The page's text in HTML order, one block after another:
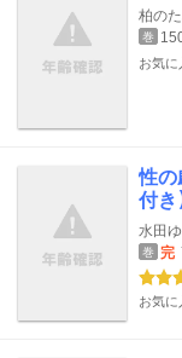
柏の
巻
お気に
性の
付き
水田
巻 完
お気に